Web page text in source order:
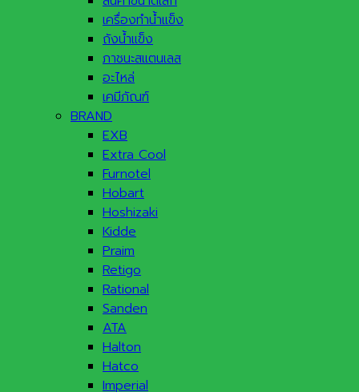
เครื่องทำน้ำแข็ง
ถังน้ำแข็ง
ภาชนะสแตนเลส
อะไหล่
เคมีภัณฑ์
BRAND
EXB
Extra Cool
Furnotel
Hobart
Hoshizaki
Kidde
Praim
Retigo
Rational
Sanden
ATA
Halton
Hatco
Imperial